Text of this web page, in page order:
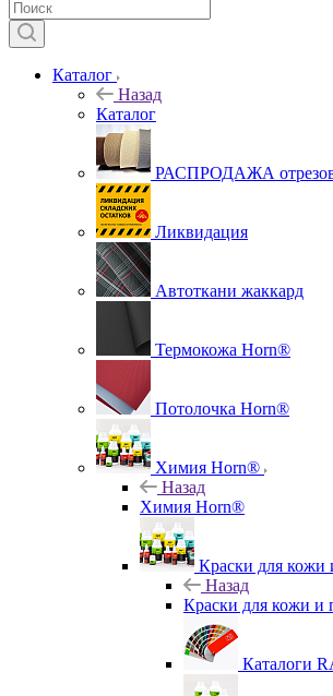
Каталог
Назад
Каталог
РАСПРОДАЖА
Ликвидация
Автоткани жаккард
Термокожа Horn®
Потолочка Horn®
Химия Horn®
Назад
Химия Horn®
Краски для кожи
Назад
Краски для кожи и
Каталоги